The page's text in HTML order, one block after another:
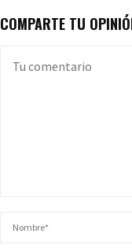
COMPARTE TU